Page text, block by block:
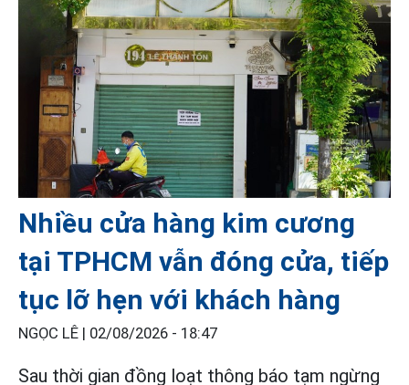
Nhiều cửa hàng kim cương
tại TPHCM vẫn đóng cửa, tiếp
tục lỡ hẹn với khách hàng
NGỌC LÊ | 02/08/2026 - 18:47
Sau thời gian đồng loạt thông báo tạm ngừng